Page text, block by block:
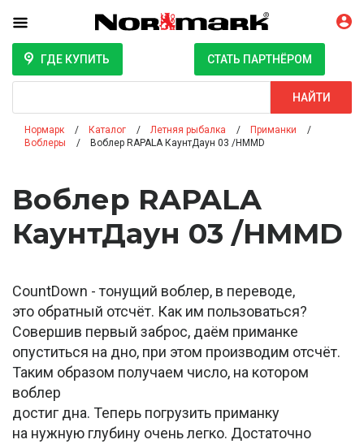
ГДЕ КУПИТЬ СТАТЬ ПАРТНЁРОМ
НАЙТИ
Нормарк Каталог Летняя рыбалка
Приманки
Воблеры
Воблер RAPALA КаунтДаун 03 /HMMD
Воблер RAPALA
КаунтДаун 03 /HMMD
CountDown - тонущий воблер, в переводе,
это обратный отсчёт. Как им пользоваться?
Совершив первый заброс, даём приманке
опуститься на дно, при этом производим отсчёт.
Таким образом получаем число, на котором
воблер
достиг дна. Теперь погрузить приманку
на нужную глубину очень легко. Достаточно